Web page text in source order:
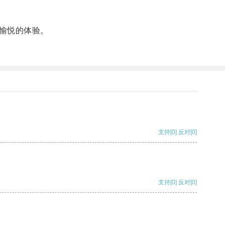
的体验。
支持[0] 反对[0]
支持[0] 反对[0]